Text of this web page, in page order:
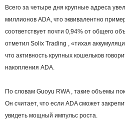
Всего за четыре дня крупные адреса
миллионов ADA, что эквивалентно
соответствует почти 0,94% от общего
отметил Solix Trading , «тихая
что активность крупных кошельков
накопления ADA.
По словам Guoyu RWA , такие объемы
Он считает, что если ADA сможет
увидеть мощный импульс роста.